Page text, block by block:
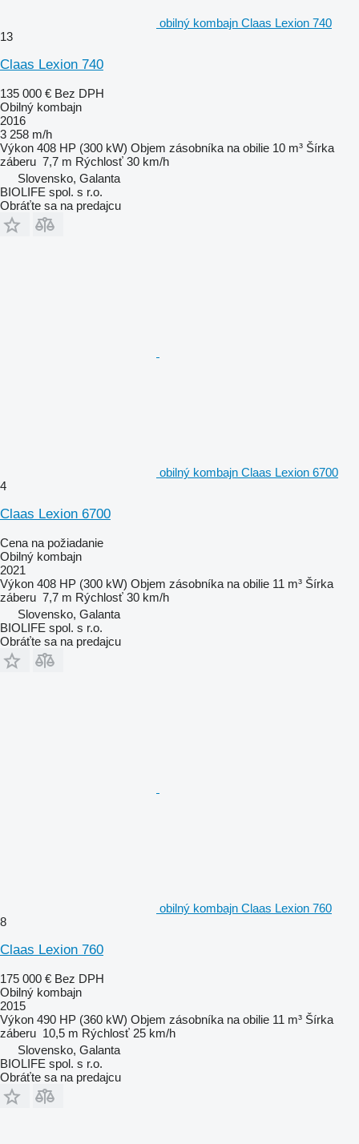
obilný kombajn Claas Lexion 740
13
Claas Lexion 740
135 000 € Bez DPH
Obilný kombajn
2016
3 258 m/h
Výkon 408 HP (300 kW) Objem zásobníka na obilie 10 m³ Šírka
záberu 7,7 m Rýchlosť 30 km/h
Slovensko, Galanta
BIOLIFE spol. s r.o.
Obráťte sa na predajcu
obilný kombajn Claas Lexion 6700
4
Claas Lexion 6700
Cena na požiadanie
Obilný kombajn
2021
Výkon 408 HP (300 kW) Objem zásobníka na obilie 11 m³ Šírka
záberu 7,7 m Rýchlosť 30 km/h
Slovensko, Galanta
BIOLIFE spol. s r.o.
Obráťte sa na predajcu
obilný kombajn Claas Lexion 760
8
Claas Lexion 760
175 000 € Bez DPH
Obilný kombajn
2015
Výkon 490 HP (360 kW) Objem zásobníka na obilie 11 m³ Šírka
záberu 10,5 m Rýchlosť 25 km/h
Slovensko, Galanta
BIOLIFE spol. s r.o.
Obráťte sa na predajcu